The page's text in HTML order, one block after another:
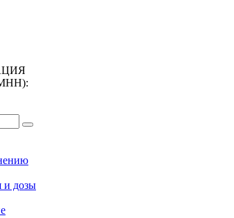
:
и дозы